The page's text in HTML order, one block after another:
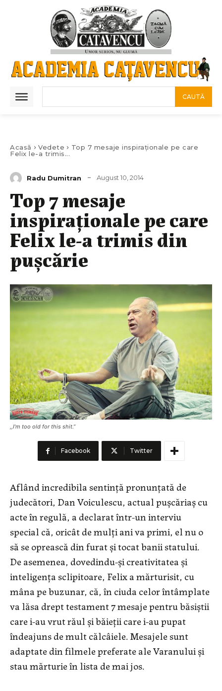
CAUTĂ
Acasă Vedete
Top 7 mesaje inspiraționale pe care
Felix le-a trimis...
Radu Dumitran August 10, 2014
Top 7 mesaje
inspiraționale pe care
Felix le-a trimis din
pușcărie
,,I’m too old for this shit.”
Facebook Twitter
Aflând incredibila sentință pronunțată de
judecători, Dan Voiculescu, actual pușcăriaș cu
acte în regulă, a declarat într-un interviu
special că, oricât de mulți ani va primi, el nu o
să se oprească din furat și tocat banii statului.
De asemenea, dovedindu-și creativitatea și
inteligența sclipitoare, Felix a mărturisit, cu
mâna pe buzunar, că, în ciuda celor întâmplate
va lăsa drept testament 7 mesaje pentru băsiștii
care i-au vrut răul și băieții care i-au pupat
îndeajuns de mult călcâiele. Mesajele sunt
adaptate din filmele preferate ale Varanului și
stau mărturie în lista de mai jos.